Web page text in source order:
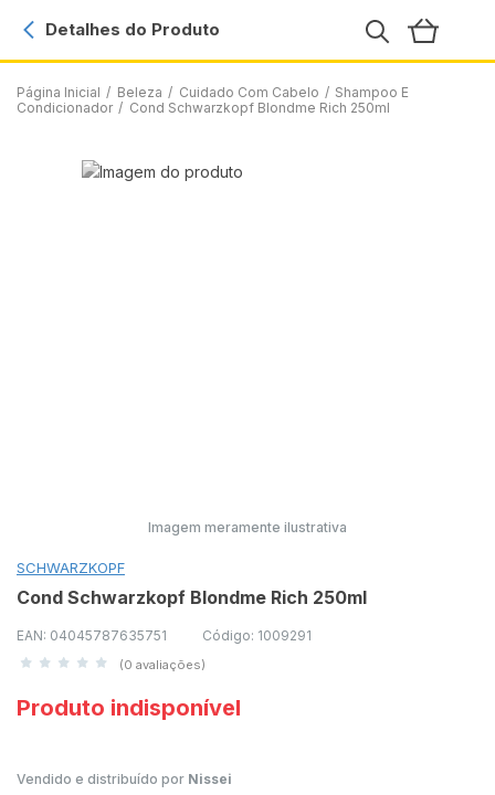
Página Inicial / Beleza / Cuidado Com Cabelo / Shampoo E
Condicionador / Cond Schwarzkopf Blondme Rich 250ml
Detalhes do Produto
Imagem meramente ilustrativa
SCHWARZKOPF
Cond Schwarzkopf Blondme Rich 250ml
EAN: 04045787635751 Código: 1009291
(0 avaliações)
Produto indisponível
Vendido e distribuído por Nissei